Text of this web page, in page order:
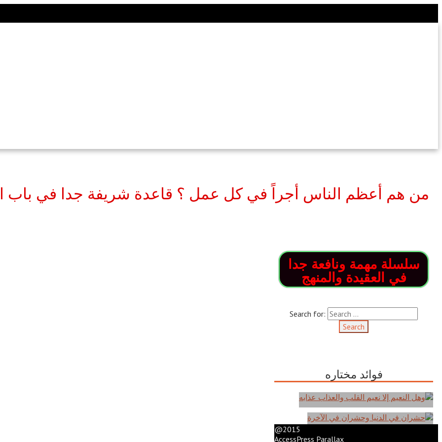
من هم أعظم الناس أجراً في كل عمل ؟ قاعدة شريفة جدا في باب
سلسلة مهمة ونافعة جدا
في العقيدة والمنهج
Search for:
فوائد مختاره
وهل النعيم إلا نعيم القلب
حشران في الدنيا وحشران
@2015
AccessPress Parallax